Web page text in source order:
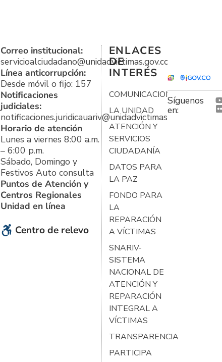
Correo institucional:
servicioalciudadano@unidadvictimas.gov.co
Línea anticorrupción:
Desde móvil o fijo: 157
Notificaciones
judiciales:
notificaciones.juridicauariv@unidadvictimas.gov.co
Horario de atención
Lunes a viernes 8:00 a.m.
– 6:00 p.m.
Sábado, Domingo y
Festivos Auto consulta
Puntos de Atención y
Centros Regionales
Unidad en línea
Centro de relevo
ENLACES
DE
INTERÉS
COMUNICACIONES
LA UNIDAD
ATENCIÓN Y
SERVICIOS
CIUDADANÍA
DATOS PARA
LA PAZ
FONDO PARA
LA
REPARACIÓN
A VÍCTIMAS
SNARIV-
SISTEMA
NACIONAL DE
ATENCIÓN Y
REPARACIÓN
INTEGRAL A
VÍCTIMAS
TRANSPARENCIA
PARTICIPA
Síguenos
en: